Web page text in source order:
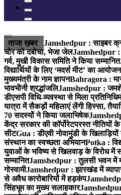
ताजा ख़बर Jamshedpur : साइबर
चोर को दबोचा, भेजा जेलJamshedpur :
गर्व, मुखी विकास समिति ने किया सम्मानित
विद्यार्थियों के लिए ‘मदर्स मीट’ का आयोजन
मुख्यमंत्री के नाम ज्ञापनBahragora :
भावभीनी श्रद्धांजलिJamshedpur :
डीएसपी विधि-व्यवस्था से मिला
यात्रा में सैकड़ों महिलाएं लेंगी हिस्सा,
70 सदस्यों ने किया जलाभिषेक
केंद्र सरकार की कॉर्पोरेटपरस्त
सीटGua : डीएवी नोवामुंडी के
संस्थान का स्वच्छता अभियानPotka :
युवाओं के भविष्य से खिलवाड़ के विरोध में
सम्मानितJamshedpur : तुलसी भवन में
गोस्वामीJamshedpur : झारखंड में
से अवैध कारोबारियों में हड़कंप
सिंहभूम का मुख्य सलाहकारJamshedpur